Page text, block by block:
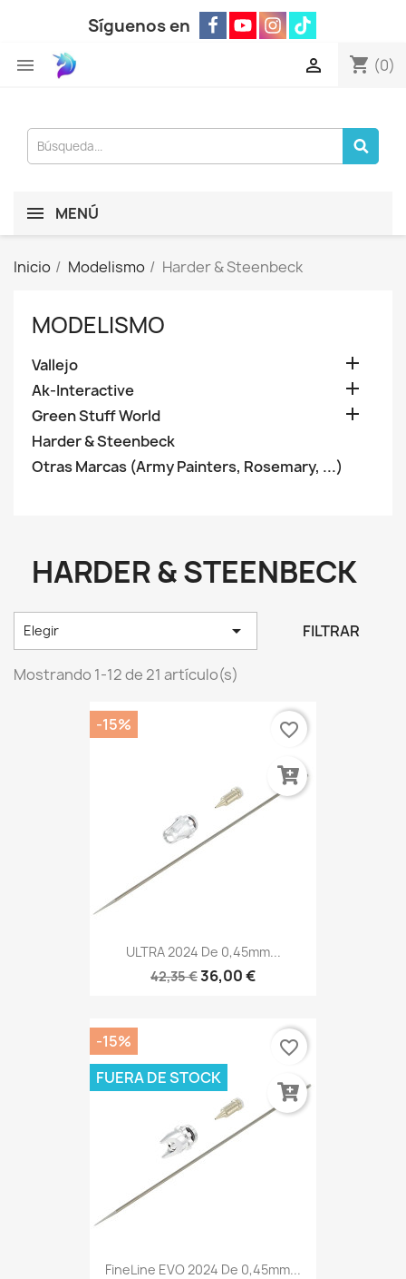
Síguenos en
 shopping_cart (0)

MENÚ
Inicio Modelismo Harder & Steenbeck
MODELISMO
Vallejo 
Ak-Interactive 
Green Stuff World 
Harder & Steenbeck
Otras Marcas (Army Painters, Rosemary, ...)
HARDER & STEENBECK
Elegir  FILTRAR
Mostrando 1-12 de 21 artículo(s)
ULTRA 2024 De 0,45mm...
42,35 €36,00 €
-15% favorite_border
FineLine EVO 2024 De 0,45mm...
-15%
FUERA DE STOCK
favorite_border